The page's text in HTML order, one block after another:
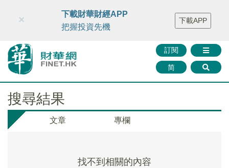
財華智庫網 FINTV FINMETA 財華證券 媒體矩陣
智庫沙龍
聯絡我們
訂閱
简
×
下載財華財經APP
把握投資先機
下載APP
搜尋結果
文章 專欄
找不到相關的內容